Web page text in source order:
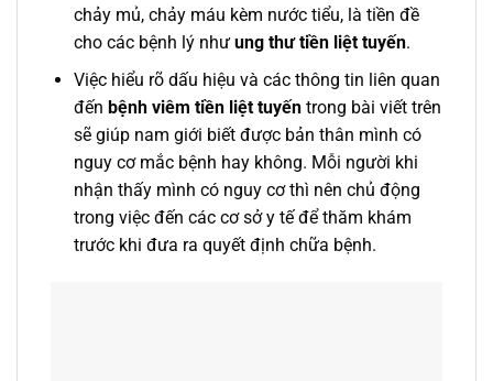
chảy mủ, chảy máu kèm nước tiểu, là tiền đề
cho các bệnh lý như ung thư tiền liệt tuyến.
Việc hiểu rõ dấu hiệu và các thông tin liên quan
đến bệnh viêm tiền liệt tuyếntrong bài viết trên
sẽ giúp nam giới biết được bản thân mình có
nguy cơ mắc bệnh hay không. Mỗi người khi
nhận thấy mình có nguy cơ thì nên chủ động
trong việc đến các cơ sở y tế để thăm khám
trước khi đưa ra quyết định chữa bệnh.